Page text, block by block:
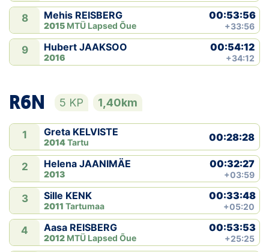
8 Mehis REISBERG
2015 MTÜ Lapsed Õue
00:53:56
+33:56
9 Hubert JAAKSOO
2016
00:54:12
+34:12
R6N 5 KP 1,40km
1 Greta KELVISTE
2014Tartu 00:28:28
2 Helena JAANIMÄE
2013
00:32:27
+03:59
3 Sille KENK
2011 Tartumaa
00:33:48
+05:20
4 Aasa REISBERG
2012 MTÜ Lapsed Õue
00:53:53
+25:25